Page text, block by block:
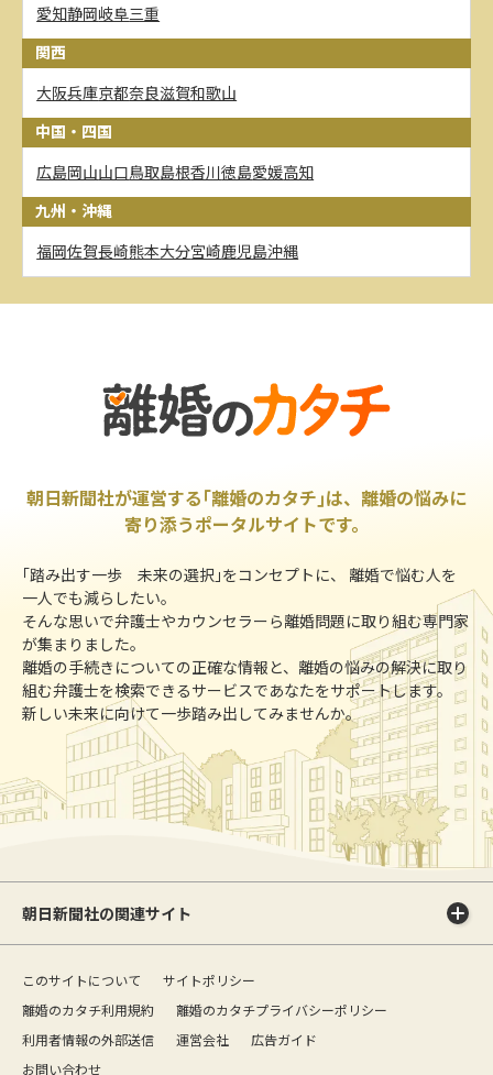
愛知静岡岐阜三重
関西
大阪兵庫京都奈良滋賀和歌山
中国・四国
広島岡山山口鳥取島根香川徳島愛媛高知
九州・沖縄
福岡佐賀長崎熊本大分宮崎鹿児島沖縄
朝日新聞社が運営する｢離婚のカタチ｣は、離婚の悩みに
寄り添うポータルサイトです。
｢踏み出す一歩 未来の選択｣をコンセプトに、 離婚で悩む人を
一人でも減らしたい。
そんな思いで弁護士やカウンセラーら離婚問題に取り組む専門家
が集まりました。
離婚の手続きについての正確な情報と、離婚の悩みの解決に取り
組む弁護士を検索できるサービスであなたをサポートします。
新しい未来に向けて一歩踏み出してみませんか。
朝日新聞社の関連サイト
このサイトについて
サイトポリシー
離婚のカタチ利用規約
離婚のカタチプライバシーポリシー
利用者情報の外部送信
運営会社
広告ガイド
お問い合わせ